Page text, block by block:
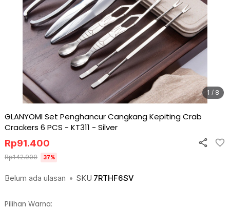
1 / 8
GLANYOMI Set Penghancur Cangkang Kepiting Crab
Crackers 6 PCS - KT311 - Silver
Belum ada ulasan • SKU 7RTHF6SV
Rp91.400
Rp142.900 37%
Pilihan Warna: